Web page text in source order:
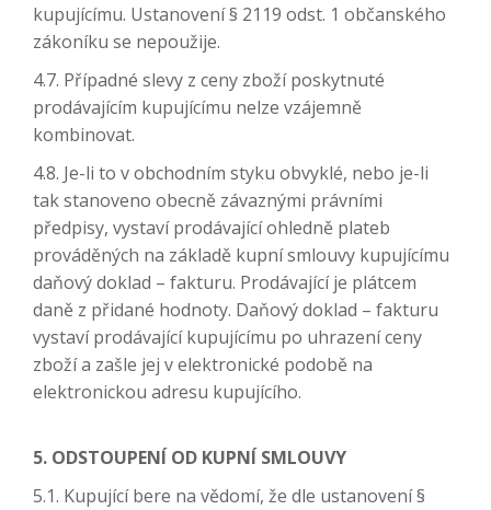
kupujícímu. Ustanovení § 2119 odst. 1 občanského
zákoníku se nepoužije.
4.7. Případné slevy z ceny zboží poskytnuté
prodávajícím kupujícímu nelze vzájemně
kombinovat.
4.8. Je-li to v obchodním styku obvyklé, nebo je-li
tak stanoveno obecně závaznými právními
předpisy, vystaví prodávající ohledně plateb
prováděných na základě kupní smlouvy kupujícímu
daňový doklad – fakturu. Prodávající je plátcem
daně z přidané hodnoty. Daňový doklad – fakturu
vystaví prodávající kupujícímu po uhrazení ceny
zboží a zašle jej v elektronické podobě na
elektronickou adresu kupujícího.
5. ODSTOUPENÍ OD KUPNÍ SMLOUVY
5.1. Kupující bere na vědomí, že dle ustanovení §